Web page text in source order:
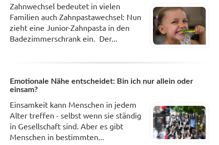
Zahnwechsel bedeutet in vielen
Familien auch Zahnpastawechsel: Nun
zieht eine Junior-Zahnpasta in den
Badezimmerschrank ein. Der...
Emotionale Nähe entscheidet: Bin ich nur allein oder
einsam?
Einsamkeit kann Menschen in jedem
Alter treffen - selbst wenn sie ständig
in Gesellschaft sind. Aber es gibt
Menschen in bestimmten...